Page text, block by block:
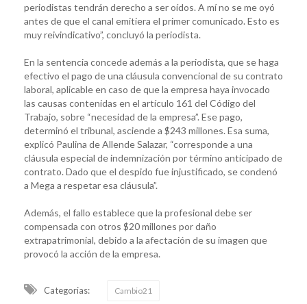
periodistas tendrán derecho a ser oídos. A mí no se me oyó
antes de que el canal emitiera el primer comunicado. Esto es
muy reivindicativo”, concluyó la periodista.
En la sentencia concede además a la periodista, que se haga
efectivo el pago de una cláusula convencional de su contrato
laboral, aplicable en caso de que la empresa haya invocado
las causas contenidas en el artículo 161 del Código del
Trabajo, sobre “necesidad de la empresa”. Ese pago,
determinó el tribunal, asciende a $243 millones. Esa suma,
explicó Paulina de Allende Salazar, “corresponde a una
cláusula especial de indemnización por término anticipado de
contrato. Dado que el despido fue injustificado, se condenó
a Mega a respetar esa cláusula”.
Además, el fallo establece que la profesional debe ser
compensada con otros $20 millones por daño
extrapatrimonial, debido a la afectación de su imagen que
provocó la acción de la empresa.
Categorias: Cambio21